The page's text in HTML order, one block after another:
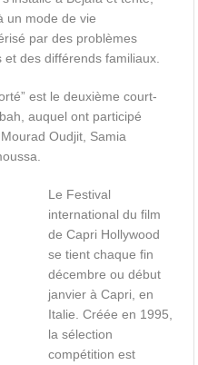
un mode de vie
par des problèmes
des différends familiaux.
est le deuxième court-
auquel ont participé
Oudjit, Samia
Le Festival
international du film
de Capri Hollywood
se tient chaque fin
décembre ou début
janvier à Capri, en
Italie. Créée en 1995,
la sélection
compétition est